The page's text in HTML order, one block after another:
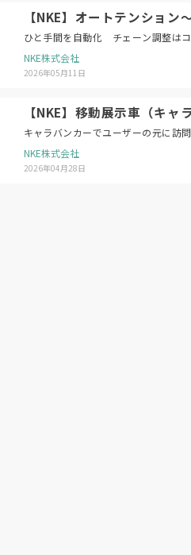
【NKE】オートテンショ
ひと手間を自動化 チェーン調整は
NKE株式会社
2026年05月11日
【NKE】移動展示車（キ
キャラバンカーでユーザーの元に訪問
NKE株式会社
2026年04月28日